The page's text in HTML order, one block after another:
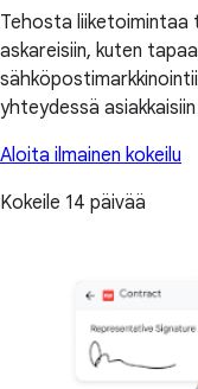
Tehosta liiketoimintaa
askareisiin, kuten
yhteydessä
Aloita ilmainen kokeilu
Kokeile 14 päivää